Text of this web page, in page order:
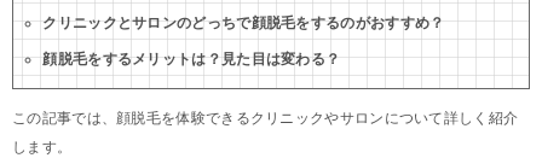
クリニックとサロンのどっちで顔脱毛をするのがおすすめ？
顔脱毛をするメリットは？見た目は変わる？
この記事では、顔脱毛を体験できるクリニックやサロンについて詳しく紹介
します。